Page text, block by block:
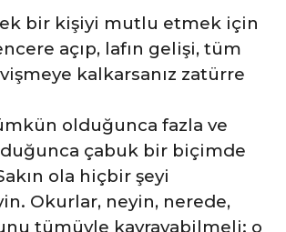
tek bir kişiyi mutlu etmek için
açıp, lafın gelişi, tüm
kalkarsanız zatürre
olduğunca fazla ve
çabuk bir biçimde
ola hiçbir şeyi
Okurlar, neyin, nerede,
tümüyle kavrayabilmeli; o